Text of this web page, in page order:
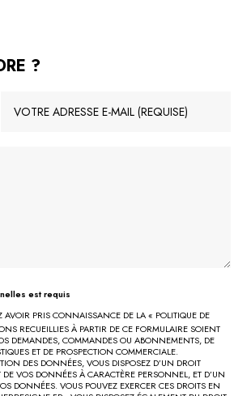
?
est requis
PRIS CONNAISSANCE DE LA « POLITIQUE DE
RECUEILLIES À PARTIR DE CE FORMULAIRE SOIENT
DEMANDES, COMMANDES OU ABONNEMENTS, DE
ET DE PROSPECTION COMMERCIALE.
DES DONNÉES, VOUS DISPOSEZ D’UN DROIT
DE VOS DONNÉES À CARACTÈRE PERSONNEL, ET D’UN
DONNÉES. VOUS POUVEZ EXERCER CES DROITS EN